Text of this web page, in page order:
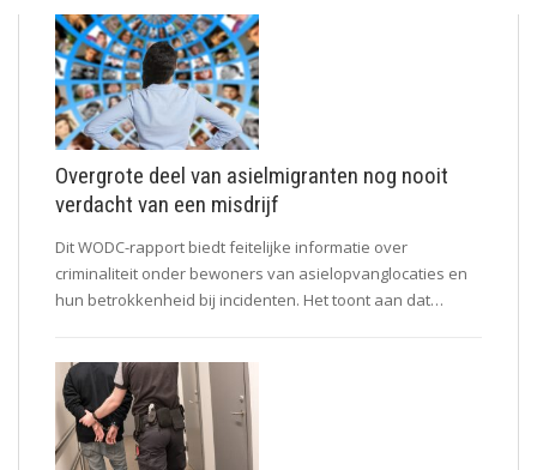
Overgrote deel van asielmigranten nog nooit
verdacht van een misdrijf
Dit WODC-rapport biedt feitelijke informatie over
criminaliteit onder bewoners van asielopvanglocaties en
hun betrokkenheid bij incidenten. Het toont aan dat…